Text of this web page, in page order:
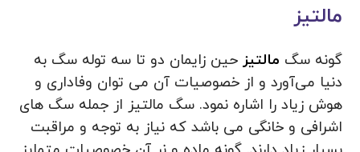
مالتیز
گونه سگ مالتیز حین زایمان دو تا سه توله سگ به
دنیا می‌آورد و از خصوصیات آن می توان وفاداری و
هوش زیاد را اشاره نمود. سگ‌ مالتیز از جمله سگ های
اشرافی و خانگی می باشد که نیاز به توجه و مراقبت